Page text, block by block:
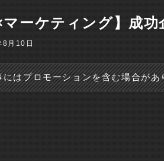
マーケティング】成
月10日
にはプロモーションを含む場合があ